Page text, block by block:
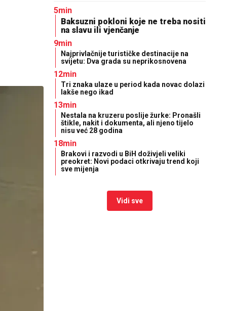
5min
Baksuzni pokloni koje ne treba nositi
na slavu ili vjenčanje
9min
Najprivlačnije turističke destinacije na
svijetu: Dva grada su neprikosnovena
12min
Tri znaka ulaze u period kada novac dolazi
lakše nego ikad
13min
Nestala na kruzeru poslije žurke: Pronašli
štikle, nakit i dokumenta, ali njeno tijelo
nisu već 28 godina
18min
Brakovi i razvodi u BiH doživjeli veliki
preokret: Novi podaci otkrivaju trend koji
sve mijenja
Vidi sve